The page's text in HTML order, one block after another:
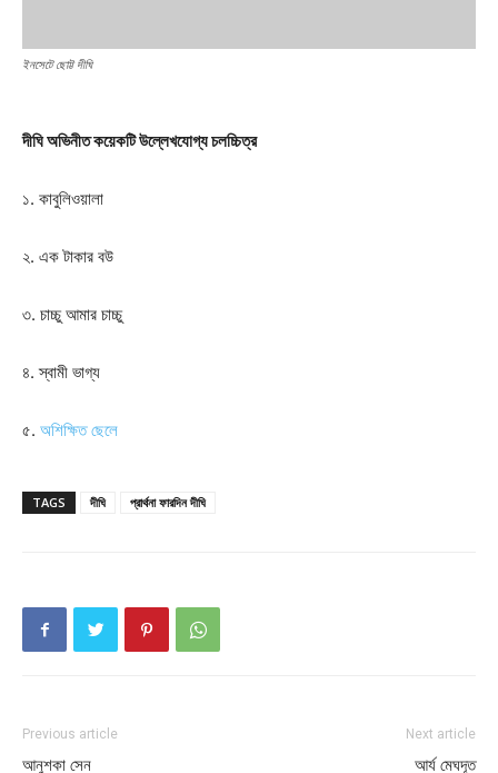
ইনসেটে ছোট্ট দীঘি
দীঘি অভিনীতকয়েকটিউল্লেখযোগ্যচলচ্চিত্র
১. কাবুলিওয়ালা
২. এক টাকার বউ
৩. চাচ্চু আমার চাচ্চু
৪. স্বামী ভাগ্য
৫. অশিক্ষিত ছেলে
TAGS দীঘি প্রার্থনা ফারদিন দীঘি
Previous article
আনুশকা সেন
Next article
আর্য মেঘদূত